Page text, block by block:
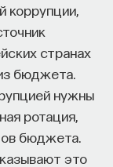
коррупции,
странах
бюджета.
нужны
ротация,
бюджета.
это